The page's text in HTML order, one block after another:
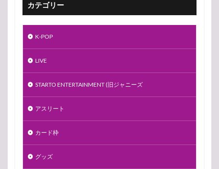
カテゴリー
K-POP
LIVE
STARTO ENTERTAINMENT (旧ジャニーズ
アスリート
カード枠
グッズ